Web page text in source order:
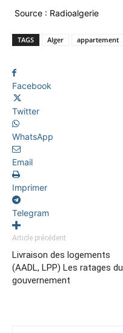
Source : Radioalgerie
TAGS Alger appartement
Facebook
Twitter
WhatsApp
Email
Imprimer
Telegram
Article précédent
Livraison des logements
(AADL, LPP) Les ratages du
gouvernement